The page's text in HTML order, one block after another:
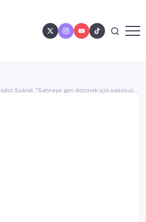
Sobral: “Sahneye geri dönmek için sabırsızlanıyorum”